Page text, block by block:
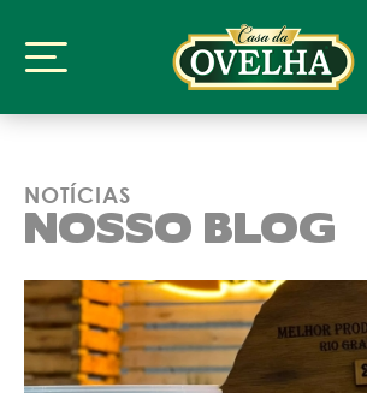
NOTÍCIAS
NOSSO BLOG